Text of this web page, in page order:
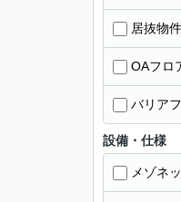
居抜物件
OAフロ
バリア
設備・仕様
メゾネ